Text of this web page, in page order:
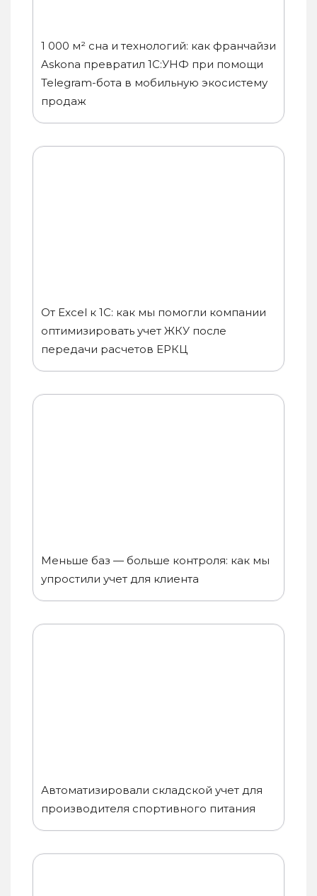
1 000 м² сна и технологий: как франчайзи
Askona превратил 1С:УНФ при помощи
Telegram-бота в мобильную экосистему
продаж
От Excel к 1C: как мы помогли компании
оптимизировать учет ЖКУ после
передачи расчетов ЕРКЦ
Меньше баз — больше контроля: как мы
упростили учет для клиента
Автоматизировали складской учет для
производителя спортивного питания